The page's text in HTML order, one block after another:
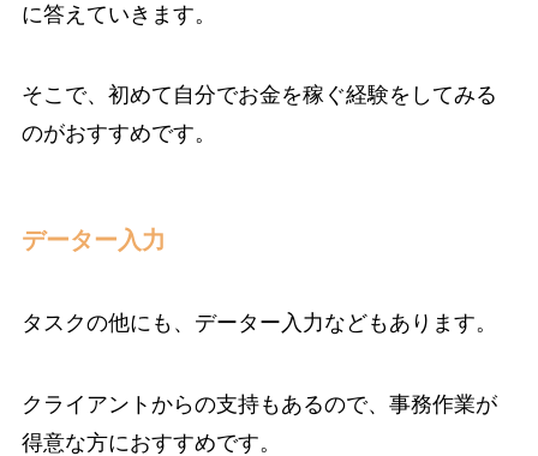
に答えていきます。
そこで、初めて自分でお金を稼ぐ経験をしてみる
のがおすすめです。
データー入力
タスクの他にも、データー入力などもあります。
クライアントからの支持もあるので、事務作業が
得意な方におすすめです。